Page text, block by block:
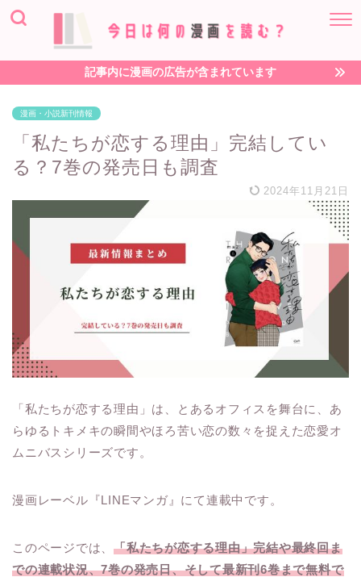
記事内に漫画の広告が含まれています
漫画・小説新刊情報
「私たちが恋する理由」完結してい
る？7巻の発売日も調査
2024年11月21日
「私たちが恋する理由」は、とあるオフィスを舞台に、あ
らゆるトキメキの瞬間やほろ苦い恋の数々を捉えた恋愛オ
ムニバスシリーズです。
漫画レーベル『LINEマンガ』にて連載中です。
このページでは、「私たちが恋する理由」完結や最終回ま
での連載状況、7巻の発売日、そして最新刊6巻まで無料で